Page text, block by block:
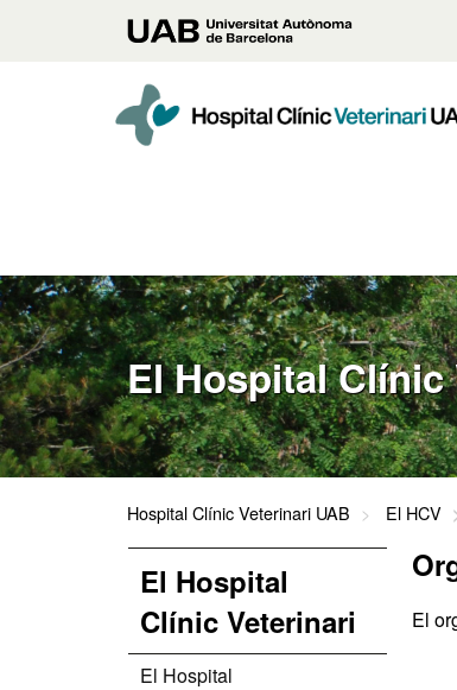
Universitat
de
Barcelona
El Hospital Clínic
Hospital Clínic Veterinari UAB El HCV
El Hospital
Clínic Veterinari
El Hospital
El